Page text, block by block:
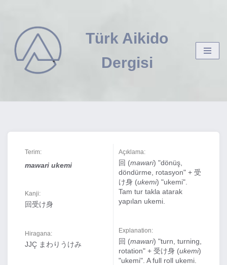
İçeriğe
geç
Türk Aikido
Dergisi
Terim:
mawari ukemi
Kanji:
回受け身
Hiragana:
JJÇ まわりうけみ
Açıklama:
回 (mawari) "dönüş,
döndürme, rotasyon" + 受
け身 (ukemi) "ukemi".
Tam tur takla atarak
yapılan ukemi.
Explanation:
回 (mawari) "turn, turning,
rotation" + 受け身 (ukemi)
"ukemi". A full roll ukemi.